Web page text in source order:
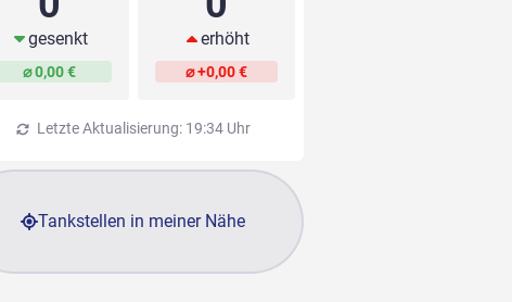
gesenkt
⌀ 0,00 €
erhöht
⌀ +0,00 €
Letzte Aktualisierung: 19:34 Uhr
Tankstellen in meiner Nähe